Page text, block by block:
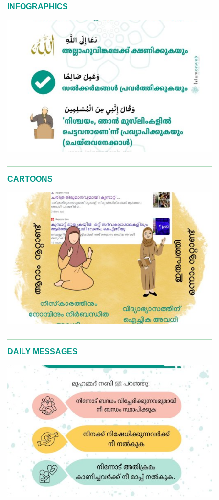
INFOGRAPHICS
CARTOONS
DAILY MESSAGES